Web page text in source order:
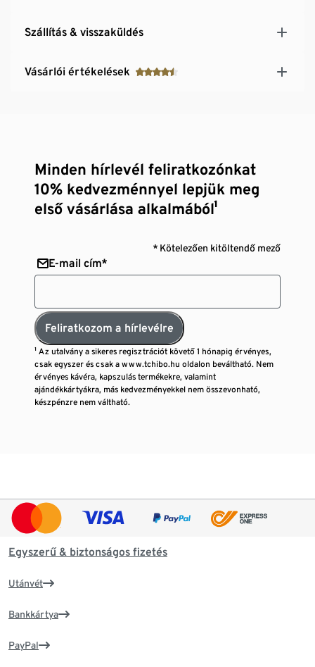
Szállítás & visszaküldés
Vásárlói értékelések
Minden hírlevél feliratkozónkat
10% kedvezménnyel lepjük meg
első vásárlása alkalmából¹
* Kötelezően kitöltendő mező
E-mail cím*
Feliratkozom a hírlevélre
¹ Az utalvány a sikeres regisztrációt követő 1 hónapig érvényes,
csak egyszer és csak a www.tchibo.hu oldalon beváltható. Nem
érvényes kávéra, kapszulás termékekre, valamint
ajándékkártyákra, más kedvezményekkel nem összevonható,
készpénzre nem váltható.
Egyszerű & biztonságos fizetés
Utánvét
Bankkártya
PayPal